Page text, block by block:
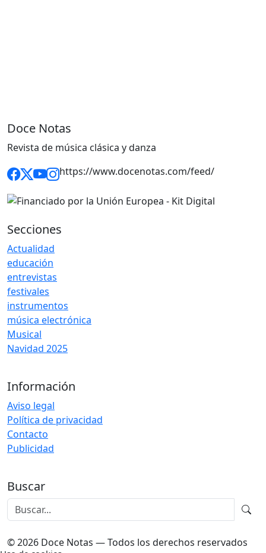
Doce Notas
Revista de música clásica y danza
https://www.docenotas.com/feed/
Secciones
Actualidad
educación
entrevistas
festivales
instrumentos
música electrónica
Musical
Navidad 2025
Información
Aviso legal
Política de privacidad
Contacto
Publicidad
Buscar
© 2026 Doce Notas — Todos los derechos reservados